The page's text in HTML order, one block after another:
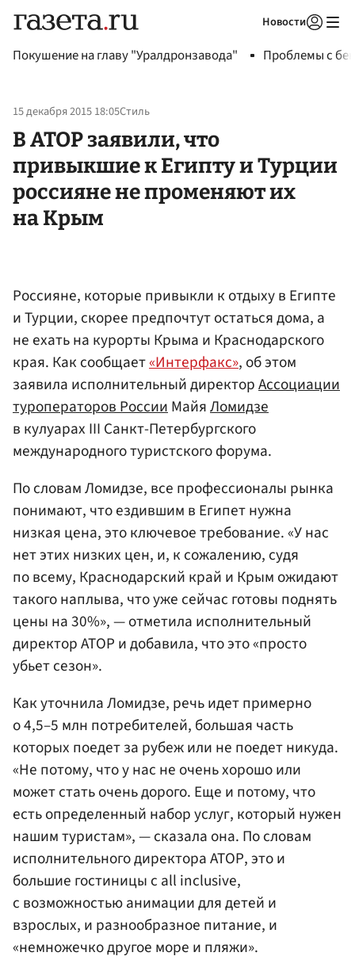
Новости
Покушение на главу "Уралдронзавода" Проблемы с
15 декабря 2015 18:05Стиль
В АТОР заявили, что
привыкшие к Египту и Турции
россияне не променяют их
на Крым
Россияне, которые привыкли к отдыху в Египте
и Турции, скорее предпочтут остаться дома, а
не ехать на курорты Крыма и Краснодарского
края. Как сообщает«Интерфакс», об этом
заявила исполнительный директорАссоциации
туроператоров РоссииМайяЛомидзе
в кулуарах III Санкт-Петербургского
международного туристского форума.
По словам Ломидзе, все профессионалы рынка
понимают, что ездившим в Египет нужна
низкая цена, это ключевое требование. «У нас
нет этих низких цен, и, к сожалению, судя
по всему, Краснодарский край и Крым ожидают
такого наплыва, что уже сейчас готовы поднять
цены на 30%», — отметила исполнительный
директор АТОР и добавила, что это «просто
убьет сезон».
Как уточнила Ломидзе, речь идет примерно
о 4,5–5 млн потребителей, большая часть
которых поедет за рубеж или не поедет никуда.
«Не потому, что у нас не очень хорошо или
может стать очень дорого. Еще и потому, что
есть определенный набор услуг, который нужен
нашим туристам», — сказала она. По словам
исполнительного директора АТОР, это и
большие гостиницы с all inclusive,
с возможностью анимации для детей и
взрослых, и разнообразное питание, и
«немножечко другое море и пляжи».